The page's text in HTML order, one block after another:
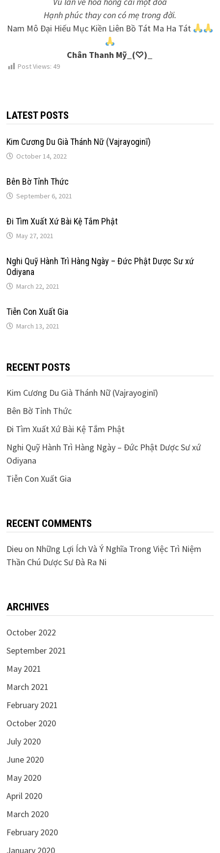
Hạnh phúc thay con có mẹ trong đời.
Nam Mô Đại Hiếu Mục Kiền Liên Bồ Tát Ma Ha Tát
Chân Thanh Mỹ_(♡)_
Post Views: 49
LATEST POSTS
Kim Cương Du Già Thánh Nữ (Vajrayoginī)
October 14, 2022
Bên Bờ Tỉnh Thức
September 6, 2021
Đi Tìm Xuất Xứ Bài Kệ Tắm Phật
May 27, 2021
Nghi Quỹ Hành Trì Hàng Ngày – Đức Phật Dược Sư xứ
Odiyana
March 22, 2021
Tiễn Con Xuất Gia
March 13, 2021
RECENT POSTS
Kim Cương Du Già Thánh Nữ (Vajrayoginī)
Bên Bờ Tỉnh Thức
Đi Tìm Xuất Xứ Bài Kệ Tắm Phật
Nghi Quỹ Hành Trì Hàng Ngày – Đức Phật Dược Sư xứ
Odiyana
Tiễn Con Xuất Gia
RECENT COMMENTS
Dieu on Những Lợi Ích Và Ý Nghĩa Trong Việc Trì Niệm
Thần Chú Dược Sư Đà Ra Ni
ARCHIVES
October 2022
September 2021
May 2021
March 2021
February 2021
October 2020
July 2020
June 2020
May 2020
April 2020
March 2020
February 2020
January 2020